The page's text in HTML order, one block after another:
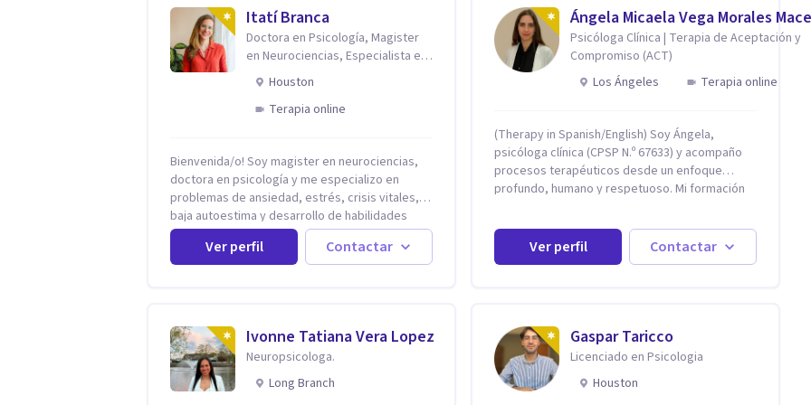
Itatí Branca
Doctora en Psicología, Magister
en Neurociencias, Especialista en
ansiedad y mindfulness
Houston
Terapia online
Bienvenida/o! Soy magister en neurociencias,
doctora en psicología y me especializo en
problemas de ansiedad, estrés, crisis vitales,
baja autoestima y desarrollo de habilidades
para el bienestar emocional (acompaño además
problemáticas como la desregulación
emocional, tendencias perfeccionistas,
Ver perfil Contactar
Ángela Micaela Vega Morales
Psicóloga Clínica | Terapia de Aceptación y
Compromiso (ACT)
Los Ángeles
Terapia online
(Therapy in Spanish/English) Soy Ángela,
psicóloga clínica (CPSP N.º 67633) y acompaño
procesos terapéuticos desde un enfoque
profundo, humano y respetuoso. Mi formación
y cuento con especialización en Terapia de
Aceptación y Compromiso (ACT), formada en
Fundación Foro, Argentina. Estos estudios, junto
criterio clínico y una mirada integradora
centrada en la persona. Mi enfoque se basa en
la Terapia de Aceptación y Compromiso (ACT),
desde donde no busco eliminar el malestar, sino
Ver perfil Contactar
Ivonne Tatiana Vera Lopez
Neuropsicologa.
Long Branch
Gaspar Taricco
Licenciado en Psicologia
Houston